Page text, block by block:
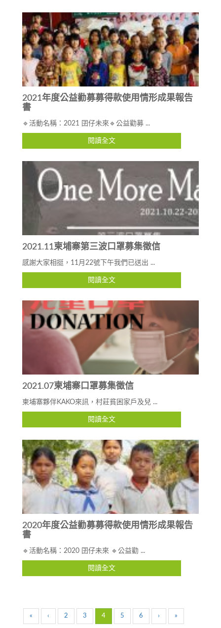
2021年度公益勸募募得款使用情形成果報告
書
🔹活動名稱：2021 囝仔未來🔹公益勸募 ...
閱讀全文
2021.11柬埔寨第三波口罩募集徵信
感謝大家相挺，11月22號下午我們已送出 ...
閱讀全文
2021.07柬埔寨口罩募集徵信
柬埔寨夥伴KAKO來訊，村莊貧困家戶及兒 ...
閱讀全文
2020年度公益勸募募得款使用情形成果報告
書
🔹活動名稱：2020 囝仔未來 🔹公益勸 ...
閱讀全文
« ‹ 2 3 4 5 6 › »